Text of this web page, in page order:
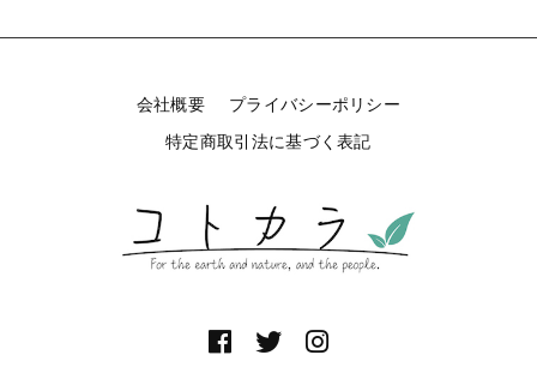
会社概要
プライバシーポリシー
特定商取引法に基づく表記
ご利用ガイド
お問い合わせ